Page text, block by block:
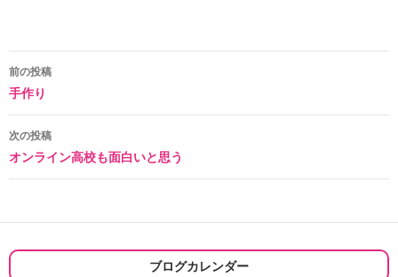
投
稿
ナ
ビ
ー
シ
前の投稿
手作り
次の投稿
オンライン高校も面白いと思う
ブログカレンダー